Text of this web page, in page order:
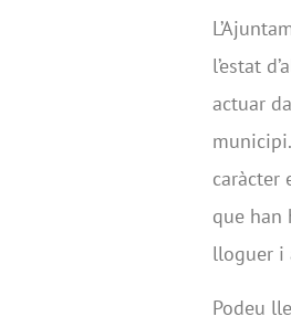
l’estat
actuar
caràcter
que han
lloguer i
Podeu